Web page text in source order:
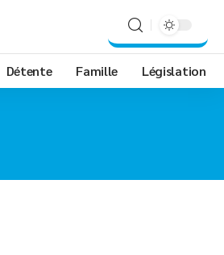
Détente Famille Législation